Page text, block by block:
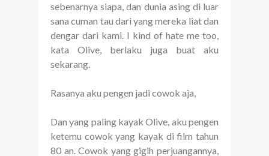
sebenarnya siapa, dan dunia asing di luar
sana cuman tau dari yang mereka liat dan
dengar dari kami. I kind of hate me too,
kata Olive, berlaku juga buat aku
sekarang.
Rasanya aku pengen jadi cowok aja,
Dan yang paling kayak Olive, aku pengen
ketemu cowok yang kayak di film tahun
80 an. Cowok yang gigih perjuangannya,